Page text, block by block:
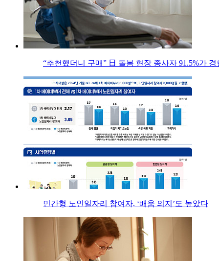
“추천했더니 구매” 日 돌봄 현장 종사자 91.5%가 경
민간형 노인일자리 참여자, ‘배움 의지’도 높았다